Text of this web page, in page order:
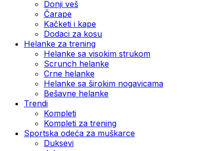
Donji veš
Čarape
Kačketi i kape
Dodaci za kosu
Helanke za trening
Helanke sa visokim strukom
Scrunch helanke
Crne helanke
Helanke sa širokim nogavicama
Bešavne helanke
Trendi
Kompleti
Kompleti za trening
Sportska odeća za muškarce
Duksevi